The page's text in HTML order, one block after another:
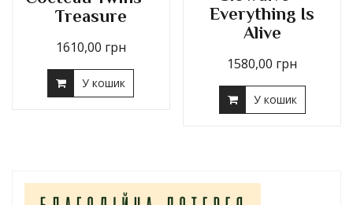
Treasure
1610,00 грн
У кошик
Everything Is
Alive
1580,00 грн
У кошик